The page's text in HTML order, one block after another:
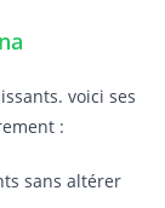
voici ses
:
sans altérer